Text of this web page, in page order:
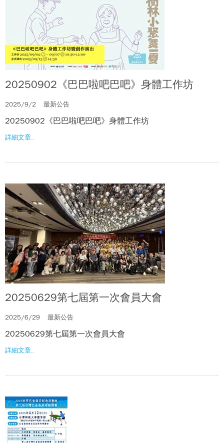
20250902《巴巴啦吧巴吧》身體工作坊
2025/9/2 最新公告
20250902《巴巴啦吧巴吧》身體工作坊
詳細文章..
20250629第七屆第一次會員大會
2025/6/29 最新公告
20250629第七屆第一次會員大會
詳細文章..